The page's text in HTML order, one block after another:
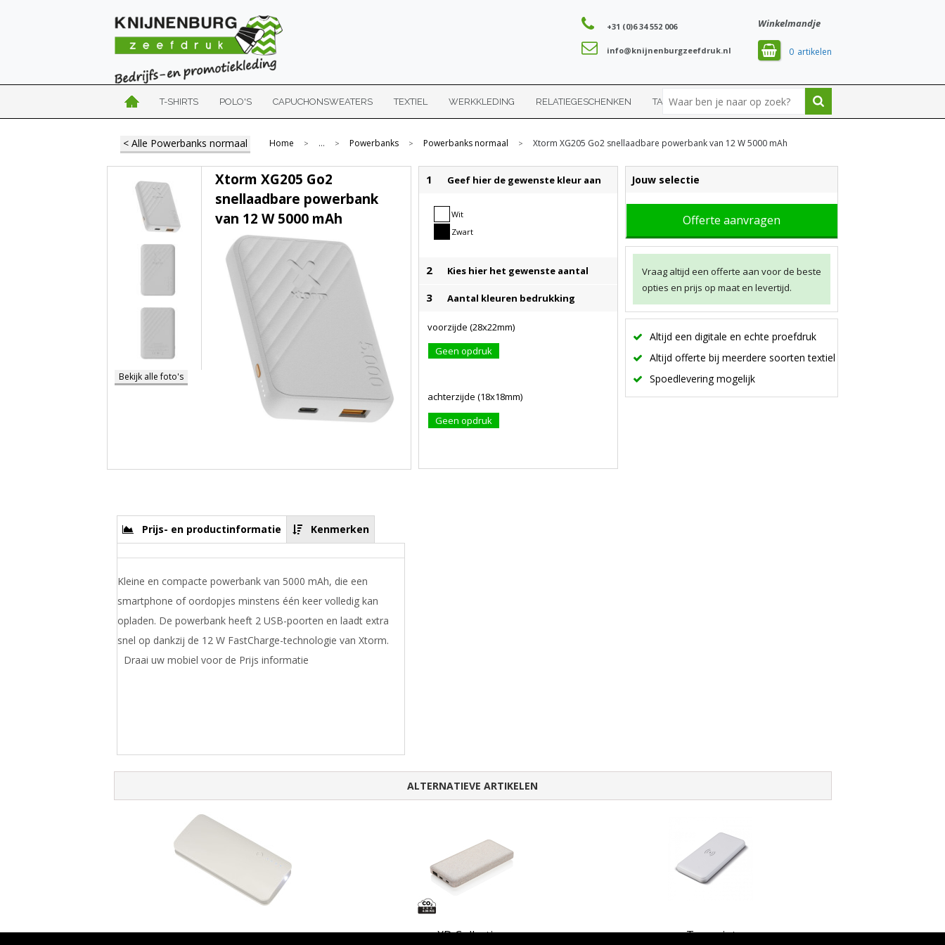
Winkelmandje
0
+31 (0)6 34 552 006
info@knijnenburgzeefdruk.nl
T-SHIRTS POLO'S CAPUCHONSWEATERS TEXTIEL WERKKLEDING RELATIEGESCHENKEN TASSEN SPORT
< Alle Powerbanks normaal Home > ... > Powerbanks > Powerbanks normaal > Xtorm XG205 Go2 snellaadbare powerbank van 12 W 5000 mAh
1 Geef hier de gewenste kleur aan
Wit
Zwart
2 Kies hier het gewenste aantal
3 Aantal kleuren bedrukking
voorzijde (28x22mm)
Geen opdruk
achterzijde (18x18mm)
Geen opdruk
Jouw selectie
Offerte aanvragen
Vraag altijd een offerte aan voor de beste
opties en prijs op maat en levertijd.
Altijd een digitale en echte proefdruk
Altijd offerte bij meerdere soorten textiel
Spoedlevering mogelijk
Bekijk alle foto's
Xtorm XG205 Go2
snellaadbare powerbank
van 12 W 5000 mAh
Prijs- en productinformatie Kenmerken
Kleine en compacte powerbank van 5000 mAh, die een
smartphone of oordopjes minstens één keer volledig kan
opladen. De powerbank heeft 2 USB-poorten en laadt extra
snel op dankzij de 12 W FastCharge-technologie van Xtorm.
Draai uw mobiel voor de Prijs informatie
ALTERNATIEVE ARTIKELEN
XD Collection Toppoint